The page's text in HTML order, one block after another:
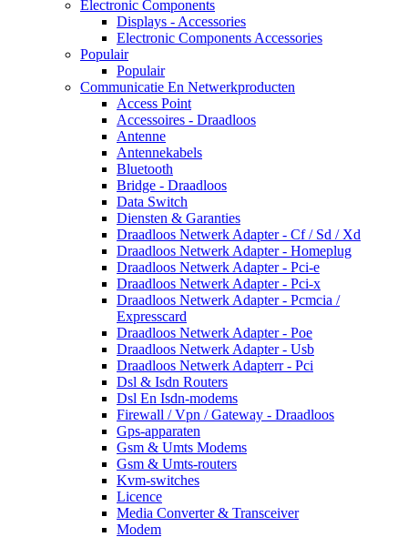
Electronic Components
Displays - Accessories
Electronic Components Accessories
Populair
Populair
Communicatie En Netwerkproducten
Access Point
Accessoires - Draadloos
Antenne
Antennekabels
Bluetooth
Bridge - Draadloos
Data Switch
Diensten & Garanties
Draadloos Netwerk Adapter - Cf / Sd / Xd
Draadloos Netwerk Adapter - Homeplug
Draadloos Netwerk Adapter - Pci-e
Draadloos Netwerk Adapter - Pci-x
Draadloos Netwerk Adapter - Pcmcia /
Expresscard
Draadloos Netwerk Adapter - Poe
Draadloos Netwerk Adapter - Usb
Draadloos Netwerk Adapterr - Pci
Dsl & Isdn Routers
Dsl En Isdn-modems
Firewall / Vpn / Gateway - Draadloos
Gps-apparaten
Gsm & Umts Modems
Gsm & Umts-routers
Kvm-switches
Licence
Media Converter & Transceiver
Modem